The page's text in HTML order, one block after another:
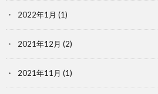
2022年1月 (1)
2021年12月 (2)
2021年11月 (1)